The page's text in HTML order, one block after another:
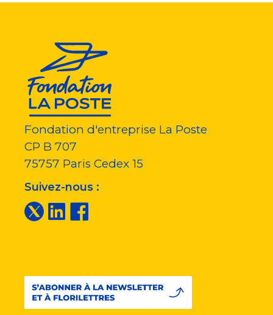
Fondation d'entreprise La Poste
CP B 707
75757 Paris Cedex 15
Suivez-nous :